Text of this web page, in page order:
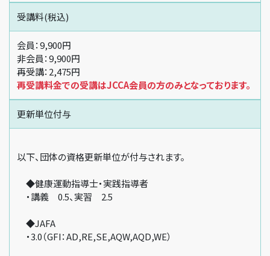
受講料(税込)
会員：9,900円
非会員：9,900円
再受講：2,475円
再受講料金での受講はJCCA会員の方のみとなっております。
更新単位付与
以下、団体の資格更新単位が付与されます。
◆健康運動指導士・実践指導者
・講義 0.5、実習 2.5
◆JAFA
・3.0（GFI：AD,RE,SE,AQW,AQD,WE）